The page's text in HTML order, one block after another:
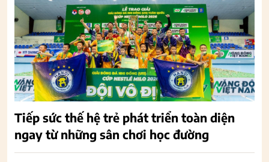
Tiếp sức thế hệ trẻ phát triển toàn diện
ngay từ những sân chơi học đường